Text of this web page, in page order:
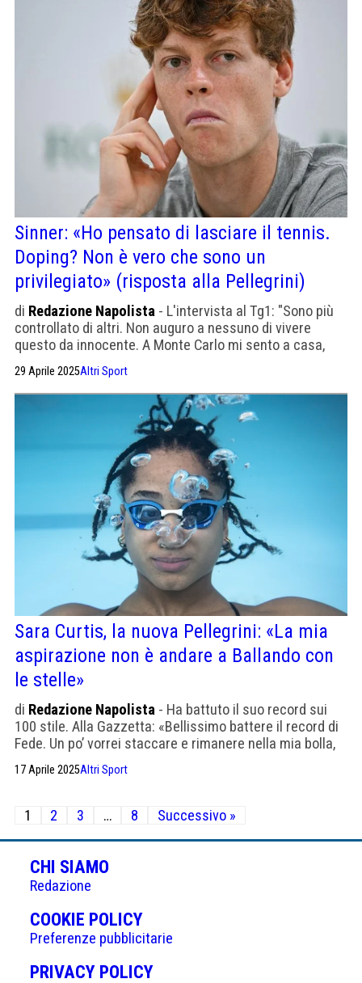
Sinner: «Ho pensato di lasciare il tennis.
Doping? Non è vero che sono un
privilegiato» (risposta alla Pellegrini)
di Redazione Napolista - L'intervista al Tg1: "Sono più
controllato di altri. Non auguro a nessuno di vivere
questo da innocente. A Monte Carlo mi sento a casa,
29 Aprile 2025Altri Sport
Sara Curtis, la nuova Pellegrini: «La mia
aspirazione non è andare a Ballando con
le stelle»
di Redazione Napolista - Ha battuto il suo record sui
100 stile. Alla Gazzetta: «Bellissimo battere il record di
Fede. Un po’ vorrei staccare e rimanere nella mia bolla,
mi ispiro ai miei genitori»
17 Aprile 2025Altri Sport
Paginazione
degli
articoli
1 2 3 … 8 Successivo »
CHI SIAMO
Redazione
COOKIE POLICY(APRE
IN
UNA
Preferenze pubblicitarie
PRIVACY POLICY(APRE